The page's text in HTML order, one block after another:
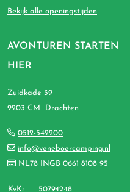
AVONTUREN STARTEN
HIER
Zuidkade 39
9203 CM Drachten
0512-542200
info@veneboercamping.nl
NL78 INGB 0661 8108 95
KvK.: 50794248
Bekijk alle openingstijden